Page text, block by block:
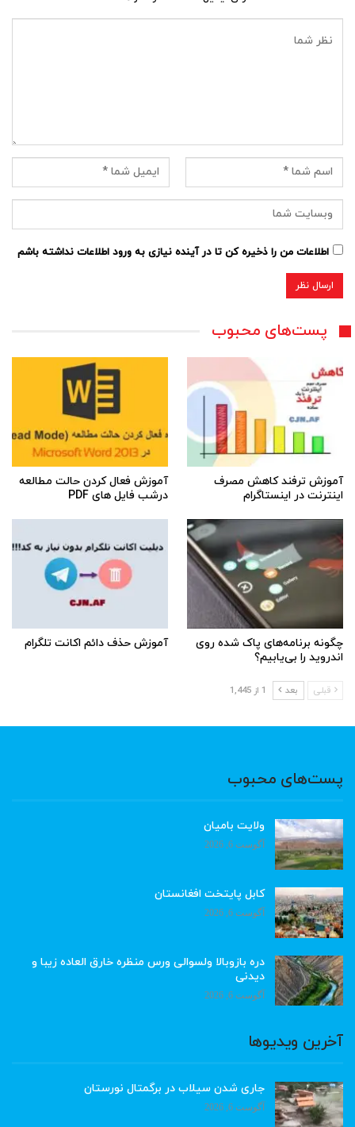
اطلاعات من را ذخیره کن تا در آینده نیازی به ورود اطلاعات نداشته باشم
پست‌های محبوب
آموزش ترفند کاهش مصرف
اینترنت در اینستاگرام
آموزش فعال کردن حالت مطالعه
درشب فایل های PDF
چگونه برنامه‌های پاک شده روی
اندروید را بی‌یابیم؟
آموزش حذف دائم اکانت تلگرام
قبلی بعد 1 از 1,445
پست‌های محبوب
ولایت بامیان
آگوست 6, 2026
کابل پایتخت افغانستان
آگوست 6, 2026
دره بازوبالا ولسوالی ورس منظره خارق العاده زیبا و
دیدنی
آگوست 6, 2026
آخرین ویدیوها
جاری شدن سیلاب در برگمتال نورستان
آگوست 6, 2026